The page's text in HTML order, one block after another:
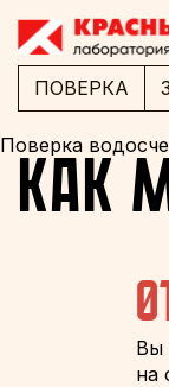
ПОВЕРКА
Поверка
Как
Вы
на